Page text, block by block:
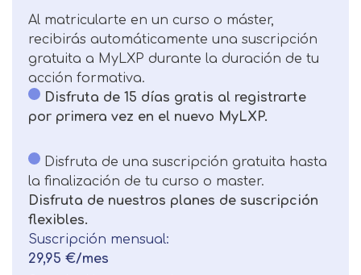
Al matricularte en un curso o máster,
recibirás automáticamente una suscripción
gratuita a MyLXP durante la duración de tu
acción formativa.
Disfruta de 15 días gratis al registrarte
por primera vez en el nuevo MyLXP.
Disfruta de una suscripción gratuita hasta
la finalización de tu curso o master.
Disfruta de nuestros planes de suscripción
flexibles.
Suscripción mensual:
29,95 €/mes
Mail
Nombre
Teléfono País
Mensaje
Mensaje
Información básica sobre Protección
BUSINESS SCHOOL, S.L. Finalidad
Información académica y comercial
de nuestros servicios de enseñanza
Legitimación Consentimiento del
interesado Destinatarios Encargados
del tratamiento para cumplir con las
preferencia de
privacidad
Utilizamos cookies propias y de terceros
para mejorar nuestros servicios
relacionados con tus preferencias,
navegación. En caso de que rechace las
cookies, no podremos asegurarle el
correcto funcionamiento de las distintas
funcionalidades de nuestra página web.
Puede obtener más información en